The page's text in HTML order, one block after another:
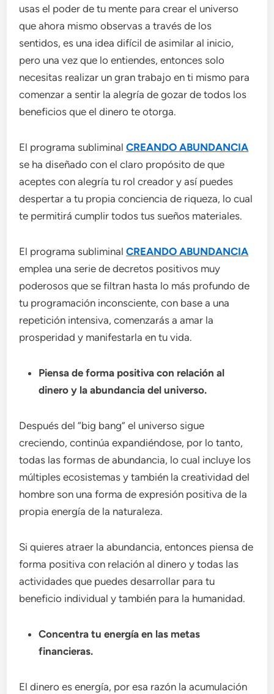
usas el poder de tu mente para crear el universo
que ahora mismo observas a través de los
sentidos, es una idea difícil de asimilar al inicio,
pero una vez que lo entiendes, entonces solo
necesitas realizar un gran trabajo en ti mismo para
comenzar a sentir la alegría de gozar de todos los
beneficios que el dinero te otorga.
El programa subliminalCREANDO ABUNDANCIA
se ha diseñado con el claro propósito de que
aceptes con alegría tu rol creador y así puedes
despertar a tu propia conciencia de riqueza, lo cual
te permitirá cumplir todos tus sueños materiales.
El programa subliminalCREANDO ABUNDANCIA
emplea una serie de decretos positivos muy
poderosos que se filtran hasta lo más profundo de
tu programación inconsciente, con base a una
repetición intensiva, comenzarás a amar la
prosperidad y manifestarla en tu vida.
Piensa de forma positiva con relación al
dinero y la abundancia del universo.
Después del “big bang” el universo sigue
creciendo, continúa expandiéndose, por lo tanto,
todas las formas de abundancia, lo cual incluye los
múltiples ecosistemas y también la creatividad del
hombre son una forma de expresión positiva de la
propia energía de la naturaleza.
Si quieres atraer la abundancia, entonces piensa de
forma positiva con relación al dinero y todas las
actividades que puedes desarrollar para tu
beneficio individual y también para la humanidad.
Concentra tu energía en las metas
financieras.
El dinero es energía, por esa razón la acumulación